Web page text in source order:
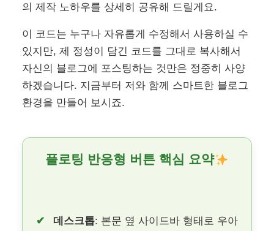
의 제작 노하우를 상세히 공유해 드릴게요.
이 코드는 누구나 자유롭게 수정해서 사용하실 수
있지만, 제 정성이 담긴 코드를 그대로 복사해서
자신의 블로그에 포스팅하는 것만은 정중히 사양
하겠습니다. 지금부터 저와 함께 스마트한 블로그
환경을 만들어 보시죠.
플로팅 반응형 버튼 핵심 요약
데스크톱: 본문 옆 사이드바 형태로 우아